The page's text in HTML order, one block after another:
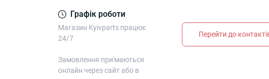
Графік роботи
Магазин Kyivparts працює
24/7
Замовлення при'маються
онлайн через сайт або в
Перейти до